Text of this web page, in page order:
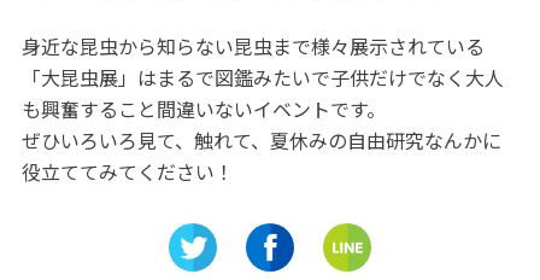
身近な昆虫から知らない昆虫まで様々展示されている
「大昆虫展」はまるで図鑑みたいで子供だけでなく大人
も興奮すること間違いないイベントです。
ぜひいろいろ見て、触れて、夏休みの自由研究なんかに
役立ててみてください！